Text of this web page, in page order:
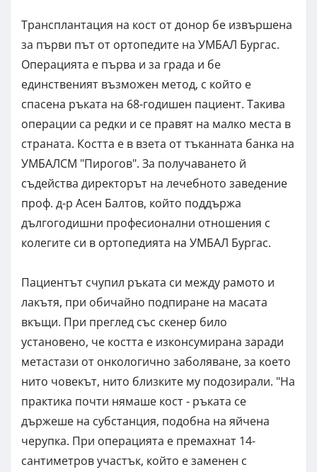
Трансплантация на кост от донор бе извършена
за първи път от ортопедите на УМБАЛ Бургас.
Операцията е първа и за града и бе
единственият възможен метод, с който е
спасена ръката на 68-годишен пациент. Такива
операции са редки и се правят на малко места в
страната. Костта е в взета от тъканната банка на
УМБАЛСМ "Пирогов". За получаването й
съдейства директорът на лечебното заведение
проф. д-р Асен Балтов, който поддържа
дългогодишни професионални отношения с
колегите си в ортопедията на УМБАЛ Бургас.
Пациентът счупил ръката си между рамото и
лакътя, при обичайно подпиране на масата
вкъщи. При преглед със скенер било
установено, че костта е изконсумирана заради
метастази от онкологично заболяване, за което
нито човекът, нито близките му подозирали. "На
практика почти нямаше кост - ръката се
държеше на субстанция, подобна на яйчена
черупка. При операцията е премахнат 14-
сантиметров участък, който е заменен с